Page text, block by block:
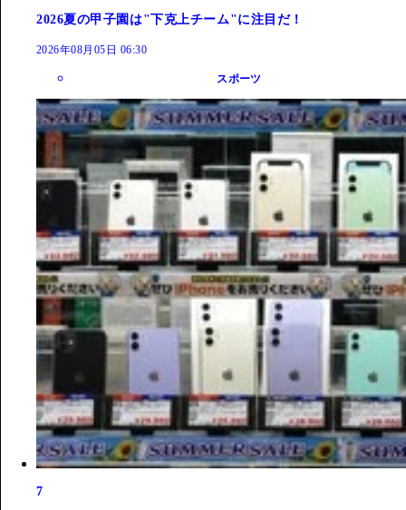
2026夏の甲子園は"下克上チーム"に注目だ！
2026年08月05日 06:30
スポーツ
7